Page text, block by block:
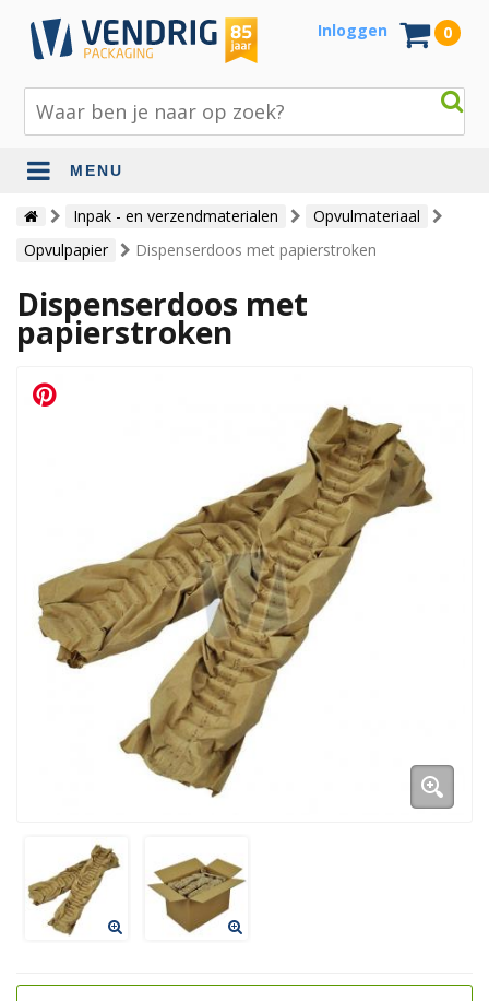
Inloggen 0
MENU
Beschermingsmateriaal
Bouw- en tuinmaterialen
Inpak - en verzendmaterialen
Jute en lopers
Papier en karton
Bedrukte verpakkingen
Inpak - en verzendmaterialen
Opvulmateriaal
Opvulpapier
Dispenserdoos met papierstroken
Dispenserdoos met
papierstroken